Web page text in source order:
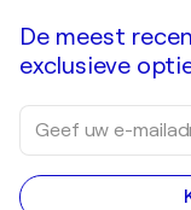
De meest
exclusieve